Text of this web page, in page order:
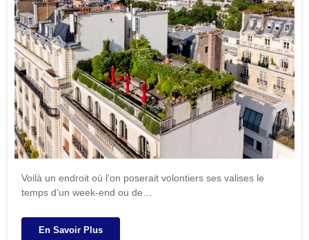
Voilà un endroit où l’on poserait volontiers ses valises le
temps d’un week-end ou de…
En Savoir Plus